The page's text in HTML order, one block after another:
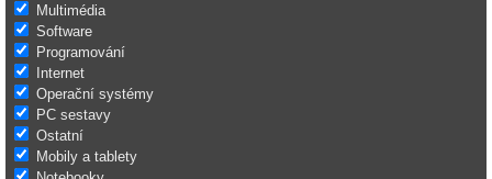
Multimédia
Software
Programování
Internet
Operační systémy
PC sestavy
Ostatní
Mobily a tablety